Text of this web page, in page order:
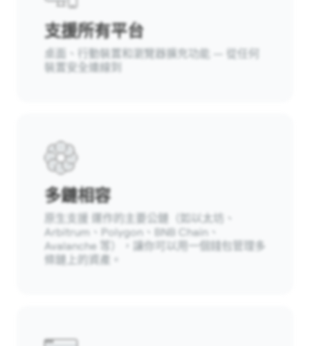
支援所有平台
桌面、行動裝置和瀏覽器擴充功能 — 從任何
裝置安全連線到
多鏈相容
原生支援 運作的主要公鏈（如以太坊、
Arbitrum、Polygon、BNB Chain、
Avalanche 等），讓你可以用一個錢包管理多
條鏈上的資產。